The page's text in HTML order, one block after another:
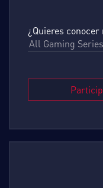
¿Quieres
All Gaming Series